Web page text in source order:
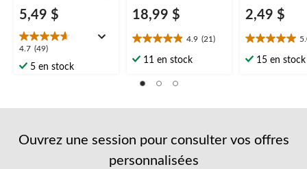
5,49 $
4.7 (49)
4.7
étoile(s)
5 en stock
18,99 $
4.9 (21)
4.9
étoile(s)
5.
évaluations
11 en stock
2,49 $
5.0
étoile(s)
évaluation
15 en stock
Ouvrez une session pour consulter vos offres
personnalisées